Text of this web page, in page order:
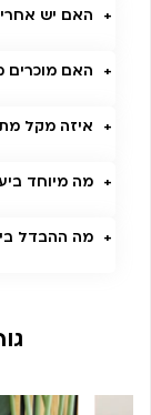
האם יש
האם מוכרים
איזה מקל
מה מיוחד
מה ההבדל